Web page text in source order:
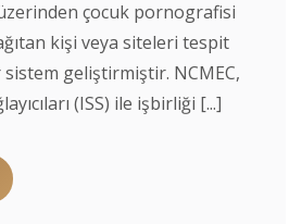
çocuk pornografisi
kişi veya siteleri tespit
geliştirmiştir. NCMEC,
(ISS) ile işbirliği [...]